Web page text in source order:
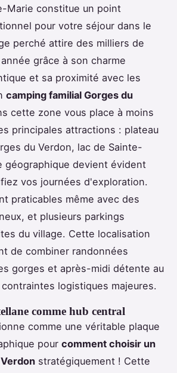
Marie constitue un point
pour votre séjour dans le
perché attire des milliers de
grâce à son charme
et sa proximité avec les
camping familial Gorges du
cette zone vous place à moins
principales attractions : plateau
du Verdon, lac de Sainte-
géographique devient évident
vos journées d'exploration.
praticables même avec des
et plusieurs parkings
du village. Cette localisation
de combiner randonnées
gorges et après-midi détente au
logistiques majeures.
comme hub central
comme une véritable plaque
pour comment choisir un
stratégiquement ! Cette